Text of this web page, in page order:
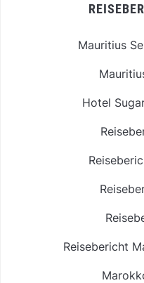
Mauritius
Hotel
Reisebericht